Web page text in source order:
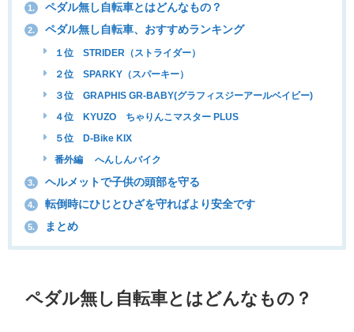
1. ペダル無し自転車とはどんなもの？
2. ペダル無し自転車、おすすめランキング
１位 STRIDER（ストライダー）
２位 SPARKY（スパーキー）
３位 GRAPHIS GR-BABY(グラフィスジーアールベイビー)
４位 KYUZO ちゃりんこマスター PLUS
５位 D-Bike KIX
番外編 へんしんバイク
3. ヘルメットで子供の頭部を守る
4. 転倒時にひじとひざを守ればより安全です
5. まとめ
ペダル無し自転車とはどんなもの？